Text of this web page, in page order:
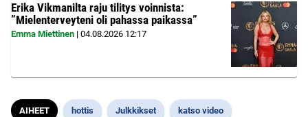
Erika Vikmanilta raju tilitys voinnista:
”Mielenterveyteni oli pahassa paikassa”
Emma Miettinen | 04.08.2026 12:17
AIHEET hottis Julkkikset katso video